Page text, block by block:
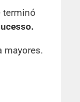
terminó
mayores.